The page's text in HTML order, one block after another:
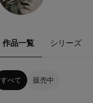
作品一覧 シリーズ
すべて 販売中